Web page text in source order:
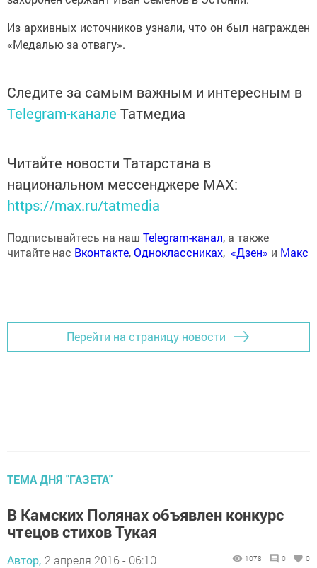
Из архивных источников узнали, что он был награжден
«Медалью за отвагу».
Следите за самым важным и интересным в
Telegram-канале Татмедиа
Читайте новости Татарстана в
национальном мессенджере MАХ:
https://max.ru/tatmedia
Подписывайтесь на наш Telegram-канал, а также
читайте нас Вконтакте,Одноклассниках, «Дзен» и Макс
Перейти на страницу новости
ТЕМА ДНЯ "ГАЗЕТА"
В Камских Полянах объявлен конкурс
чтецов стихов Тукая
Автор, 2 апреля 2016 - 06:10 1078 0 0